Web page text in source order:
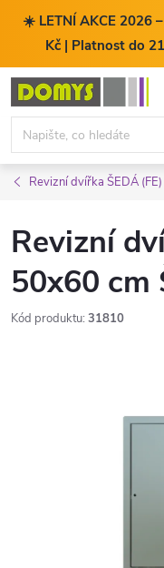
☀️ LETNÍ AKCE 2026
Kč | Platnost do
Přejít
obsah
Revizní dvířka ŠEDÁ (FE)
Revizní
50x60 cm
Kód produktu: 31810